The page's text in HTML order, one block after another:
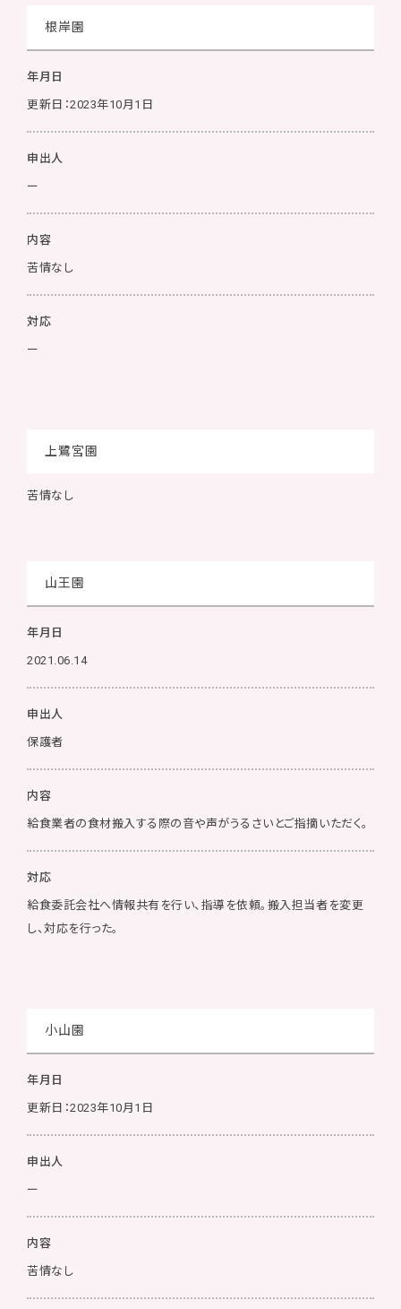
根岸園
年月日
更新日：2023年10月1日
申出人
ー
内容
苦情なし
対応
ー
上鷺宮園
苦情なし
山王園
年月日
2021.06.14
申出人
保護者
内容
給食業者の食材搬入する際の音や声がうるさいとご指摘いただく。
対応
給食委託会社へ情報共有を行い、指導を依頼。搬入担当者を変更
し、対応を行った。
小山園
年月日
更新日：2023年10月1日
申出人
ー
内容
苦情なし